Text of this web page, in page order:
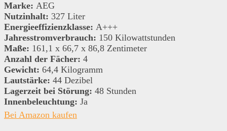
Marke: AEG
Nutzinhalt: 327 Liter
Energieeffizienzklasse: A+++
Jahresstromverbrauch: 150 Kilowattstunden
Maße: 161,1 x 66,7 x 86,8 Zentimeter
Anzahl der Fächer: 4
Gewicht: 64,4 Kilogramm
Lautstärke: 44 Dezibel
Lagerzeit bei Störung: 48 Stunden
Innenbeleuchtung: Ja
Bei Amazon kaufen